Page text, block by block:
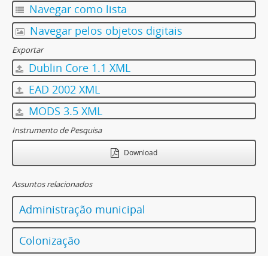
Navegar como lista
Navegar pelos objetos digitais
Exportar
Dublin Core 1.1 XML
EAD 2002 XML
MODS 3.5 XML
Instrumento de Pesquisa
Download
Assuntos relacionados
Administração municipal
Colonização